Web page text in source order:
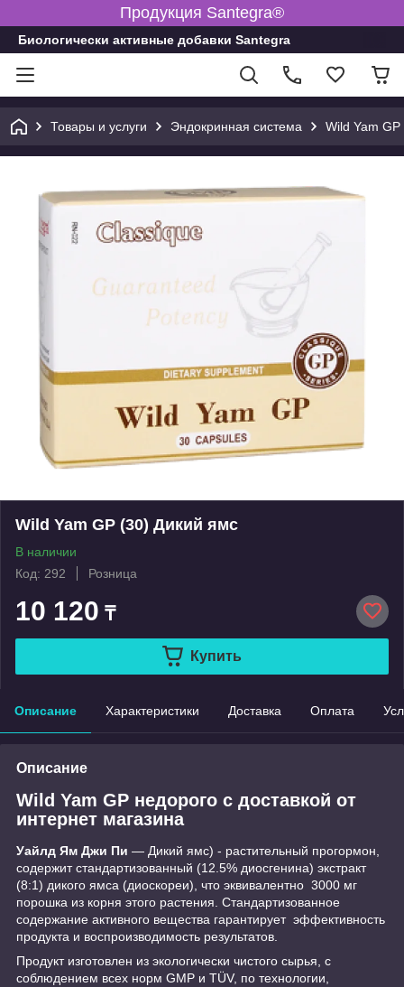
Продукция Santegra®
Биологически активные добавки Santegra
Товары и услуги Эндокринная система Wild Yam
Wild Yam GP (30) Дикий ямс
В наличии
Код: 292
Розница
10 120 ₸
Купить
Описание Характеристики Доставка Оплата
Описание
Wild Yam GP недорого с доставкой от
интернет магазина
Уайлд Ям Джи Пи — Дикий ямс) - растительный прогормон,
cодержит стандартизованный (12.5% диосгенина) экстракт
(8:1) дикого ямса (диоскореи), что эквивалентно 3000 мг
порошка из корня этого растения. Стандартизованное
содержание активного вещества гарантирует эффективность
продукта и воспроизводимость результатов.
Продукт изготовлен из экологически чистого сырья, с
соблюдением всех норм GMP и TÜV, по технологии,